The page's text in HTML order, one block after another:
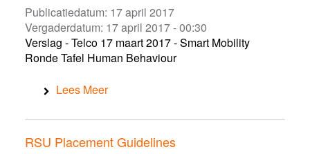
Publicatiedatum: 17 april 2017
Vergaderdatum: 17 april 2017 - 00:30
Verslag - Telco 17 maart 2017 - Smart Mobility
Ronde Tafel Human Behaviour
Lees Meer
RSU Placement Guidelines